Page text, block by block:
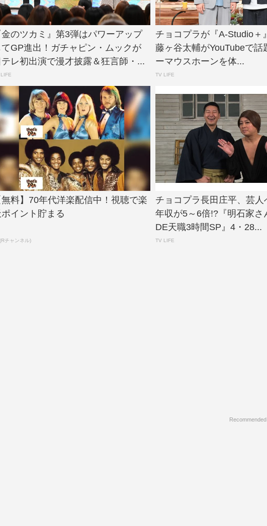
金のツカミ』第3弾はパワーアップ
てGP進出！ガチャピン・ムックが
テレ初出演で漫才披露＆狂言師・...
チョコプラが『A-Studio
藤ヶ谷太輔がYouTubeで話
ーマウスホーンを体...
TV LIFE
無料】70年代洋楽配信中！視聴で楽
ポイント貯まる
チャンネル)
チョコプラ長田庄平、芸人
年収が5～6倍!?『明石家さ
DE天職3時間SP』4・28...
TV LIFE